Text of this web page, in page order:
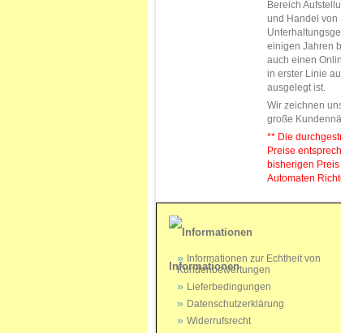
Bereich
und Handel von
einigen Jahren
auch einen
in erster Linie
ausgelegt ist.
Wir zeichnen
große
** Die
Preise
bisherigen Preis
Automaten
Informationen
Informationen zur Echtheit von
Kundenbewertungen
Lieferbedingungen
Datenschutzerklärung
Widerrufsrecht